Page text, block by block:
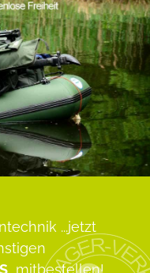
...jetzt
mitbestellen!